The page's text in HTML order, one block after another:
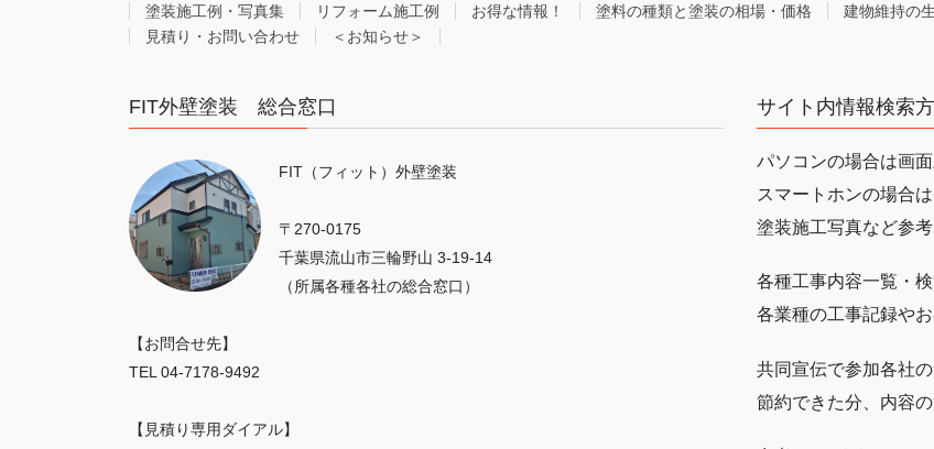
塗装施工例・写真集 リフォーム施工例 お得な情報！ 塗料の種類と塗装の相場・価格 建物維持の
見積り・お問い合わせ
＜お知らせ＞
FIT外壁塗装 総合窓口
FIT（フィット）外壁塗装
〒270-0175
千葉県流山市三輪野山 3-19-14
（所属各種各社の総合窓口）
【お問合せ先】
TEL 04-7178-9492
【見積り専用ダイアル】
サイト内情報検索
パソコンの場合は画
スマートホンの場合
塗装施工写真など参考
各種工事内容一覧・
各業種の工事記録や
共同宣伝で参加各社
節約できた分、内容